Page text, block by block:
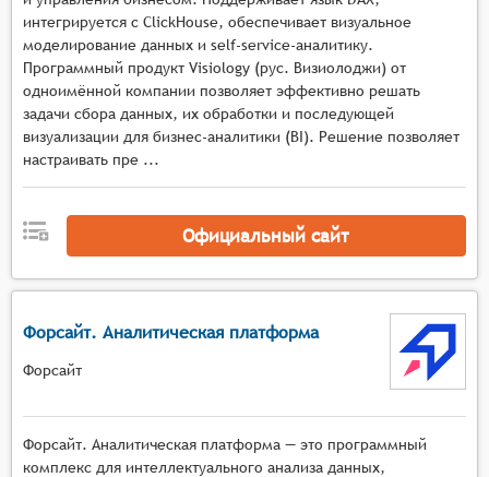
интегрируется с ClickHouse, обеспечивает визуальное
моделирование данных и self-service-аналитику.
Программный продукт Visiology (рус. Визиолоджи) от
одноимённой компании позволяет эффективно решать
задачи сбора данных, их обработки и последующей
визуализации для бизнес-аналитики (BI). Решение позволяет
настраивать пре ...
Официальный сайт
Форсайт. Аналитическая платформа
Форсайт
Форсайт. Аналитическая платформа — это программный
комплекс для интеллектуального анализа данных,